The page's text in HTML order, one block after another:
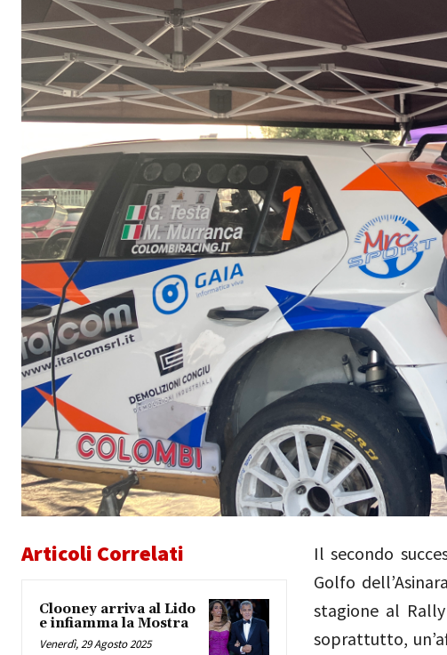
Articoli Correlati
Clooney arriva al Lido
e infiamma la Mostra
Venerdì, 29 Agosto 2025
Il secondo
Golfo
stagione al
soprattutto,